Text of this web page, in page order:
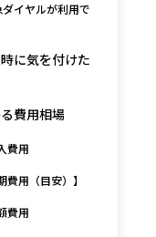
イヤルが利用で
に気を付けた
費用相場
費用
費用（目安）】
費用